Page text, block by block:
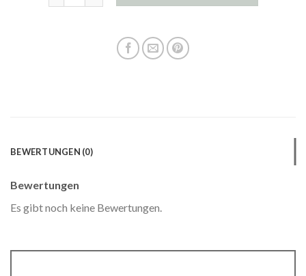
BEWERTUNGEN (0)
Bewertungen
Es gibt noch keine Bewertungen.